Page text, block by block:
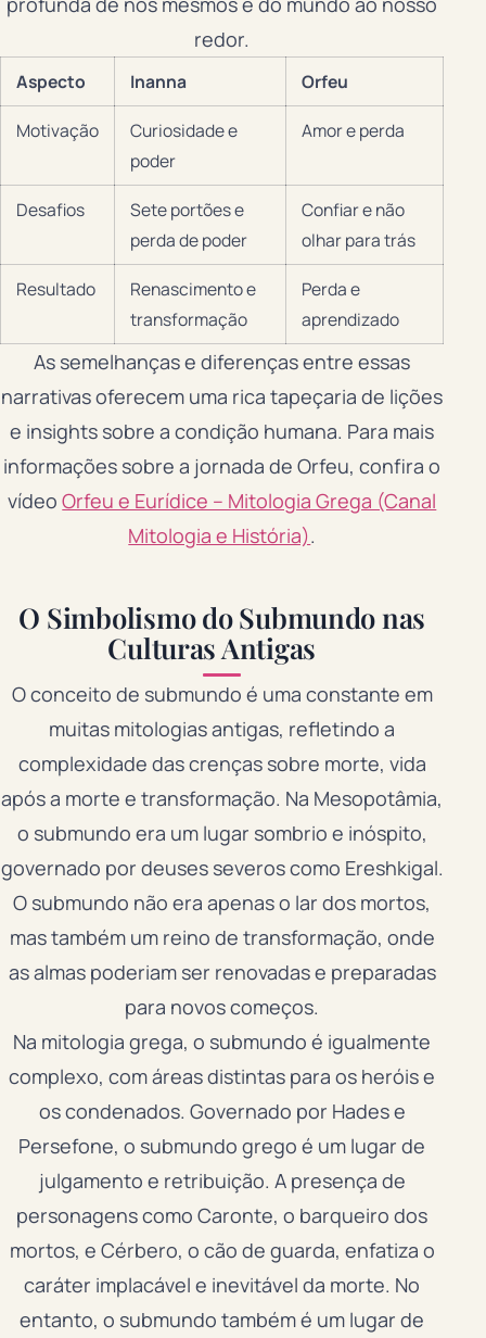
redor.
Aspecto Inanna Orfeu
Motivação
Curiosidade e
poder
Amor e perda
Desafios
Sete portões e
perda de poder
Confiar e não
olhar para trás
Resultado
Renascimento e
transformação
Perda e
aprendizado
As semelhanças e diferenças entre essas
narrativas oferecem uma rica tapeçaria de lições
e insights sobre a condição humana. Para mais
informações sobre a jornada de Orfeu, confira o
vídeoOrfeu e Eurídice – Mitologia Grega (Canal
Mitologia e História).
O Simbolismo do Submundo nas
Culturas Antigas
O conceito de submundo é uma constante em
muitas mitologias antigas, refletindo a
complexidade das crenças sobre morte, vida
após a morte e transformação. Na Mesopotâmia,
o submundo era um lugar sombrio e inóspito,
governado por deuses severos como Ereshkigal.
O submundo não era apenas o lar dos mortos,
mas também um reino de transformação, onde
as almas poderiam ser renovadas e preparadas
para novos começos.
Na mitologia grega, o submundo é igualmente
complexo, com áreas distintas para os heróis e
os condenados. Governado por Hades e
Persefone, o submundo grego é um lugar de
julgamento e retribuição. A presença de
personagens como Caronte, o barqueiro dos
mortos, e Cérbero, o cão de guarda, enfatiza o
caráter implacável e inevitável da morte. No
entanto, o submundo também é um lugar de